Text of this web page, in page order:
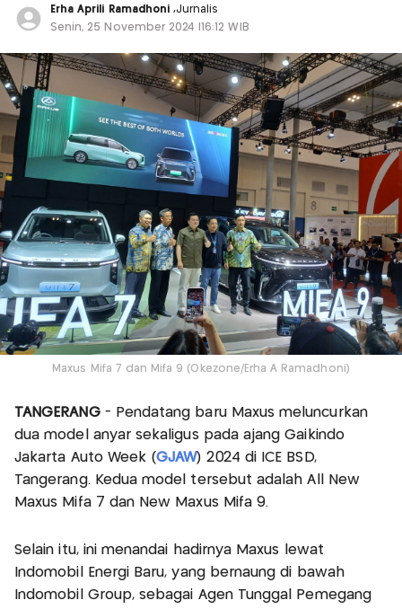
Erha Aprili Ramadhoni,Jurnalis
Senin, 25 November 2024 |16:12 WIB
Maxus Mifa 7 dan Mifa 9 (Okezone/Erha A Ramadhoni)
TANGERANG- Pendatang baru Maxus meluncurkan
dua model anyar sekaligus pada ajang Gaikindo
Jakarta Auto Week (GJAW) 2024 di ICE BSD,
Tangerang. Kedua model tersebut adalah All New
Maxus Mifa 7 dan New Maxus Mifa 9.
Selain itu, ini menandai hadirnya Maxus lewat
Indomobil Energi Baru, yang bernaung di bawah
Indomobil Group, sebagai Agen Tunggal Pemegang